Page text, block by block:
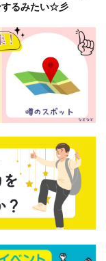
するみたい☆彡